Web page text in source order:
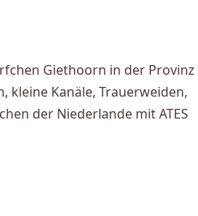
Giethoorn in der Provinz
kleine Kanäle, Trauerweiden,
der Niederlande mit ATES